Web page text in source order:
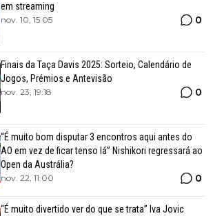
em streaming
nov. 10, 15:05 0
Finais da Taça Davis 2025: Sorteio, Calendário de
Jogos, Prémios e Antevisão
nov. 23, 19:18 0
“É muito bom disputar 3 encontros aqui antes do
AO em vez de ficar tenso lá” Nishikori regressará ao
Open da Austrália?
nov. 22, 11:00 0
“É muito divertido ver do que se trata” Iva Jovic